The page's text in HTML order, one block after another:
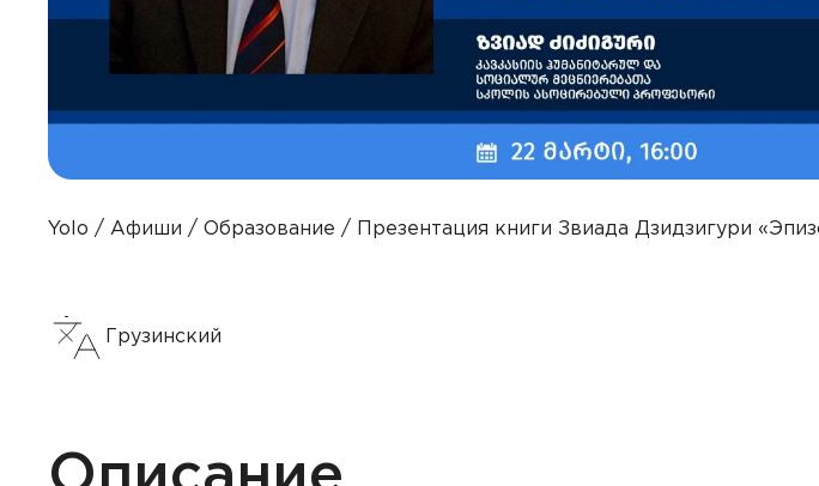
Yolo Афиши Образование Презентация книги Звиада Дзидзигури
Грузинский